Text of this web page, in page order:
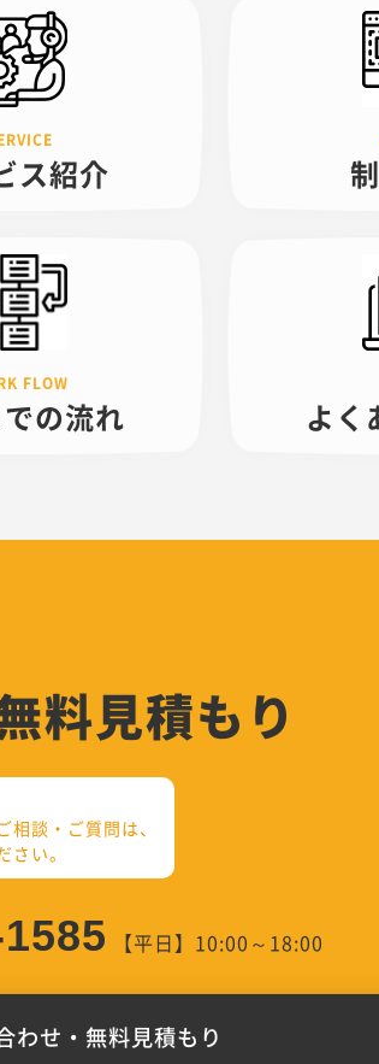
ス紹介
の流れ よく
料見積もり
談・ご質問は、
い。
【平日】10:00～18:00
わせ・無料見積もり